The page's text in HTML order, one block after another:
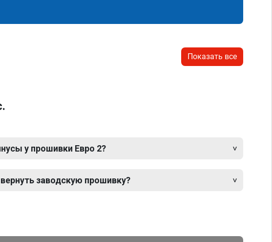
Показать все
у прошивки Евро 2?
заводскую прошивку?